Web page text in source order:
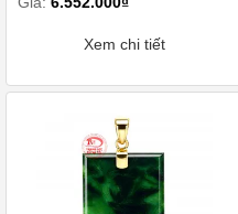
Xem chi tiết